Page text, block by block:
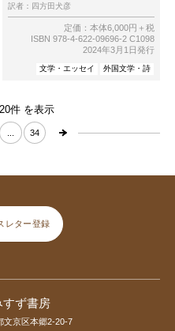
訳者： 四方田犬彦
定価：本体6,000円＋税
ISBN 978-4-622-09696-2 C1098
2024年3月1日発行
文学・エッセイ 外国文学・詩
34
件 を表示
レター登録
すず書房
京区本郷2-20-7